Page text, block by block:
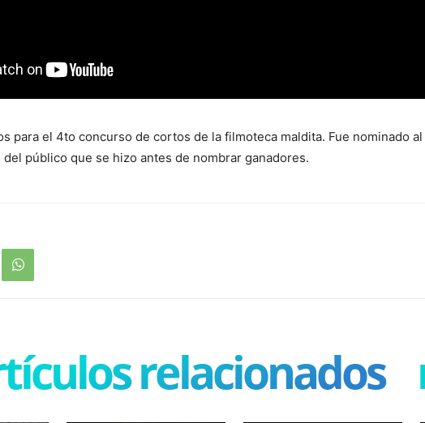
para el 4to concurso de cortos de la filmoteca maldita. Fue nominado
público que se hizo antes de nombrar ganadores.
relacionados